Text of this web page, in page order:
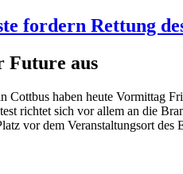
fordern Rettung
Future aus
Cottbus haben heute
richtet sich vor allem an die
vor dem Veranstaltungsort